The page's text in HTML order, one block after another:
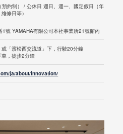
約制） / 公休日 週日、週一、國定假日（年
修日等）
1號 YAMAHA有限公司本社事業所21號館內
或「濱松西交流道」下，行駛20分鐘
車，徒步2分鐘
ja/about/innovation/